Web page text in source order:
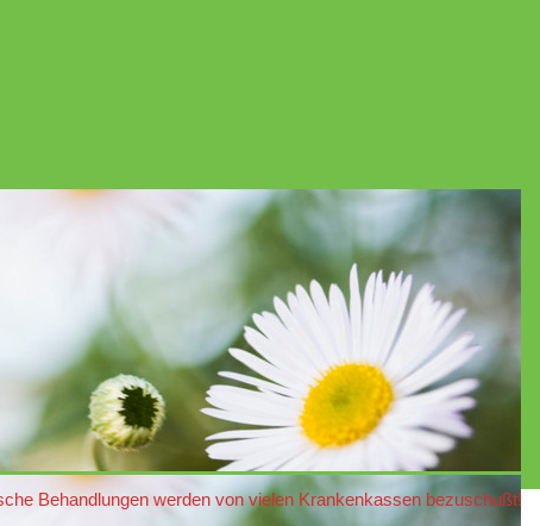
Behandlungen werden von vielen Krankenkassen bezuschußt!